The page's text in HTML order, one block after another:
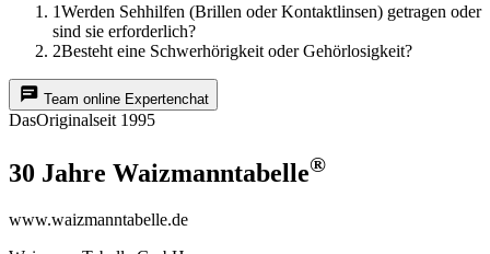
1Werden Sehhilfen (Brillen oder Kontaktlinsen) getragen oder
sind sie erforderlich?
2Besteht eine Schwerhörigkeit oder Gehörlosigkeit?
Team online Expertenchat
DasOriginalseit 1995
30 Jahre Waizmanntabelle®
www.waizmanntabelle.de